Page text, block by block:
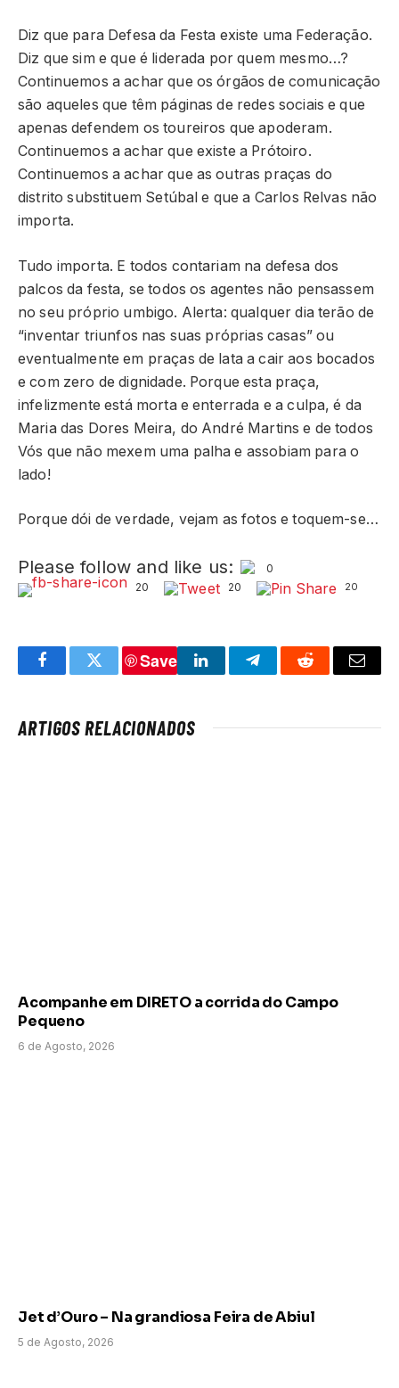
Diz que para Defesa da Festa existe uma Federação.
Diz que sim e que é liderada por quem mesmo…?
Continuemos a achar que os órgãos de comunicação
são aqueles que têm páginas de redes sociais e que
apenas defendem os toureiros que apoderam.
Continuemos a achar que existe a Prótoiro.
Continuemos a achar que as outras praças do
distrito substituem Setúbal e que a Carlos Relvas não
importa.
Tudo importa. E todos contariam na defesa dos
palcos da festa, se todos os agentes não pensassem
no seu próprio umbigo. Alerta: qualquer dia terão de
“inventar triunfos nas suas próprias casas” ou
eventualmente em praças de lata a cair aos bocados
e com zero de dignidade. Porque esta praça,
infelizmente está morta e enterrada e a culpa, é da
Maria das Dores Meira, do André Martins e de todos
Vós que não mexem uma palha e assobiam para o
lado!
Porque dói de verdade, vejam as fotos e toquem-se…
Please follow and like us:
0
20
20 20
FacebookTwitter
Save
LinkedInTelegramReddit Email
ARTIGOS RELACIONADOS
Acompanhe em DIRETO a corrida do Campo
Pequeno
6 de Agosto, 2026
Jet d’Ouro – Na grandiosa Feira de Abiul
5 de Agosto, 2026